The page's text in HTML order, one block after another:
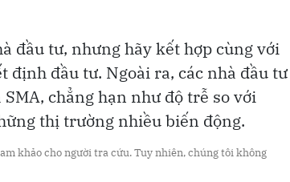
đầu tư, nhưng hãy kết hợp cùng với
định đầu tư. Ngoài ra, các nhà đầu tư
chẳng hạn như độ trễ so với
thị trường nhiều biến động.
khảo cho người tra cứu. Tuy nhiên, chúng tôi không